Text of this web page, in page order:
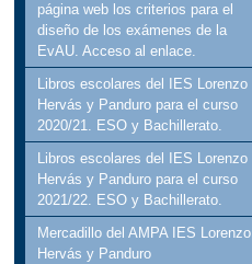
página web los criterios para el
diseño de los exámenes de la
EvAU. Acceso al enlace.
Libros escolares del IES Lorenzo
Hervás y Panduro para el curso
2020/21. ESO y Bachillerato.
Libros escolares del IES Lorenzo
Hervás y Panduro para el curso
2021/22. ESO y Bachillerato.
Mercadillo del AMPA IES Lorenzo
Hervás y Panduro